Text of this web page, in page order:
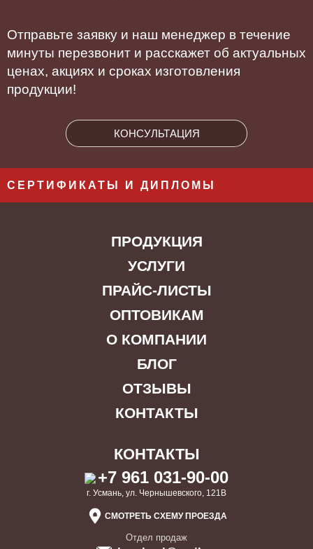
Отправьте заявку и наш менеджер в течение
минуты перезвонит и расскажет об актуальных
ценах, акциях и сроках изготовления
продукции!
КОНСУЛЬТАЦИЯ
СЕРТИФИКАТЫ И ДИПЛОМЫ
ПРОДУКЦИЯ
УСЛУГИ
ПРАЙС-ЛИСТЫ
ОПТОВИКАМ
О КОМПАНИИ
БЛОГ
ОТЗЫВЫ
КОНТАКТЫ
КОНТАКТЫ
+7 961 031-90-00
г. Усмань, ул. Чернышевского, 121В
СМОТРЕТЬ СХЕМУ ПРОЕЗДА
Отдел продаж